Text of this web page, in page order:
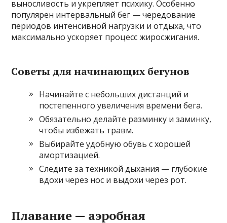
выносливость и укрепляет психику. Особенно
популярен интервальный бег — чередование
периодов интенсивной нагрузки и отдыха, что
максимально ускоряет процесс жиросжигания.
Советы для начинающих бегунов
Начинайте с небольших дистанций и
постепенного увеличения времени бега.
Обязательно делайте разминку и заминку,
чтобы избежать травм.
Выбирайте удобную обувь с хорошей
амортизацией.
Следите за техникой дыхания — глубокие
вдохи через нос и выдохи через рот.
Плавание — аэробная